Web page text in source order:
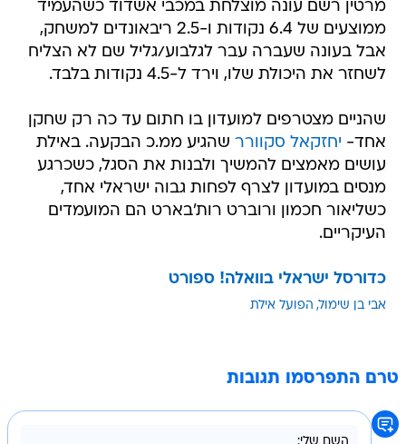
מרטין רשם עונה מוצלחת במכבי אשדוד כשהעמיד
ממוצעים של 6.4 נקודות ו-2.5 ריבאונדים למשחק,
אבל בעונה שעברה עבר לגלבוע/גליל שם לא הצליח
לשחזר את היכולת שלו, וירד ל-4.5 נקודות בלבד.
שהניים מצטרפים למועדון בו חתום עד כה רק שחקן
אחד- יחזקאל סקוורר שהגיע ממ.כ הבקעה. באילת
עושים מאמצים להמשיך ולבנות את הסגל, כשכרגע
מנסים במועדון לצרף לפחות גבוה ישראלי אחד,
כשליאור חכמון ורוברט רות'בארט הם המועמדים
העיקריים.
כדורסל ישראלי בוואלה! ספורט
אבי בן שימול הפועל אילת
טרם התפרסמו תגובות